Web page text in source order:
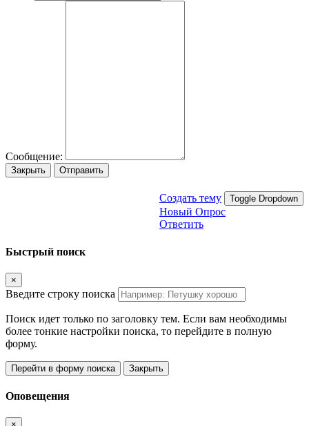
Сообщение:
Закрыть Отправить
Создать тему Toggle Dropdown
Новый Опрос
Ответить
Быстрый поиск
×
Введите строку поиска
Поиск идет только по заголовку тем. Если вам необходимы
более тонкие настройки поиска, то перейдите в полную
форму.
Перейти в форму поиска Закрыть
Оповещения